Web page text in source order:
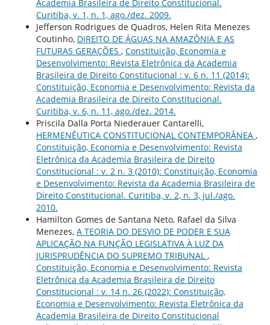
Academia Brasileira de Direito Constitucional.
Curitiba, v. 1, n. 1, ago./dez. 2009.
Jefferson Rodrigues de Quadros, Helen Rita Menezes
Coutinho, DIREITO DE ÁGUAS NA AMAZÔNIA E AS
FUTURAS GERAÇÕES , Constituição, Economia e
Desenvolvimento: Revista Eletrônica da Academia
Brasileira de Direito Constitucional : v. 6 n. 11 (2014):
Constituição, Economia e Desenvolvimento: Revista da
Academia Brasileira de Direito Constitucional.
Curitiba, v. 6, n. 11, ago./dez. 2014.
Priscila Dalla Porta Niederauer Cantarelli,
HERMENÊUTICA CONSTITUCIONAL CONTEMPORÂNEA ,
Constituição, Economia e Desenvolvimento: Revista
Eletrônica da Academia Brasileira de Direito
Constitucional : v. 2 n. 3 (2010): Constituição, Economia
e Desenvolvimento: Revista da Academia Brasileira de
Direito Constitucional. Curitiba, v. 2, n. 3, jul./ago.
2010.
Hamilton Gomes de Santana Neto, Rafael da Silva
Menezes, A TEORIA DO DESVIO DE PODER E SUA
APLICAÇÃO NA FUNÇÃO LEGISLATIVA À LUZ DA
JURISPRUDÊNCIA DO SUPREMO TRIBUNAL ,
Constituição, Economia e Desenvolvimento: Revista
Eletrônica da Academia Brasileira de Direito
Constitucional : v. 14 n. 26 (2022): Constituição,
Economia e Desenvolvimento: Revista Eletrônica da
Academia Brasileira de Direito Constitucional